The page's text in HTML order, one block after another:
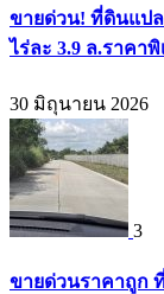
ขายด่วน! ที่ดินแปล
ไร่ละ 3.9 ล.ราคา
30 มิถุนายน 2026
3
ขายด่วนราคาถูก